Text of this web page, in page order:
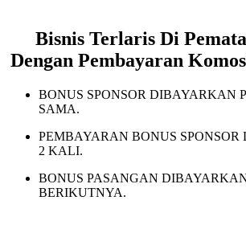
Bisnis Terlaris Di
Dengan Pembayaran
BONUS SPONSOR DIBAYARKAN
SAMA.
PEMBAYARAN BONUS
2 KALI.
BONUS PASANGAN
BERIKUTNYA.